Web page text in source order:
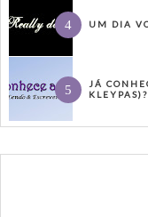
UM DIA
JÁ
KLEYPAS)?